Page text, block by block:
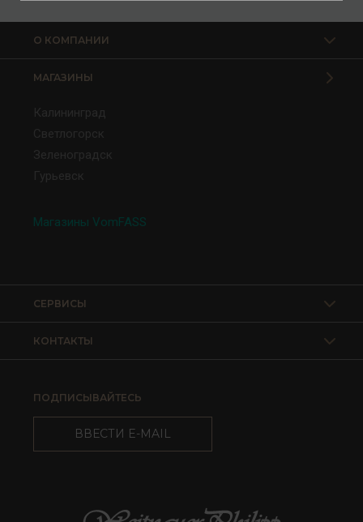
О КОМПАНИИ
МАГАЗИНЫ
Калининград
Светлогорск
Зеленоградск
Гурьевск
Магазины VomFASS
КОНТАКТЫ
СЕРВИСЫ
ПОДПИСЫВАЙТЕСЬ
ВВЕСТИ E-MAIL